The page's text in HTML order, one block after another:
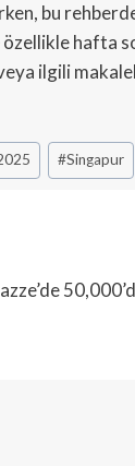
bu
hafta
ilgili
#Singapur